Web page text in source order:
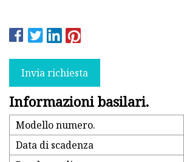
Invia richiesta
Informazioni basilari.
Modello numero.
Data di scadenza